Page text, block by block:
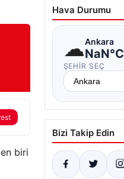
biri
Hava Durumu
☁Ankara
NaN°C
ŞEHIR SEÇ
Bizi Takip Edin